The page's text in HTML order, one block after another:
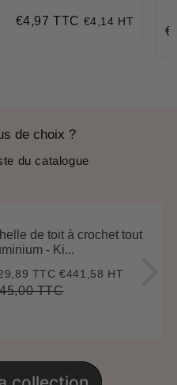
Prix
€4,97 TTC €4,97
€4,14 HT
de choix ?
du catalogue
de toit à crochet tout
- Ki...
TTC€529,89
€441,58 HT
TTC€545,00